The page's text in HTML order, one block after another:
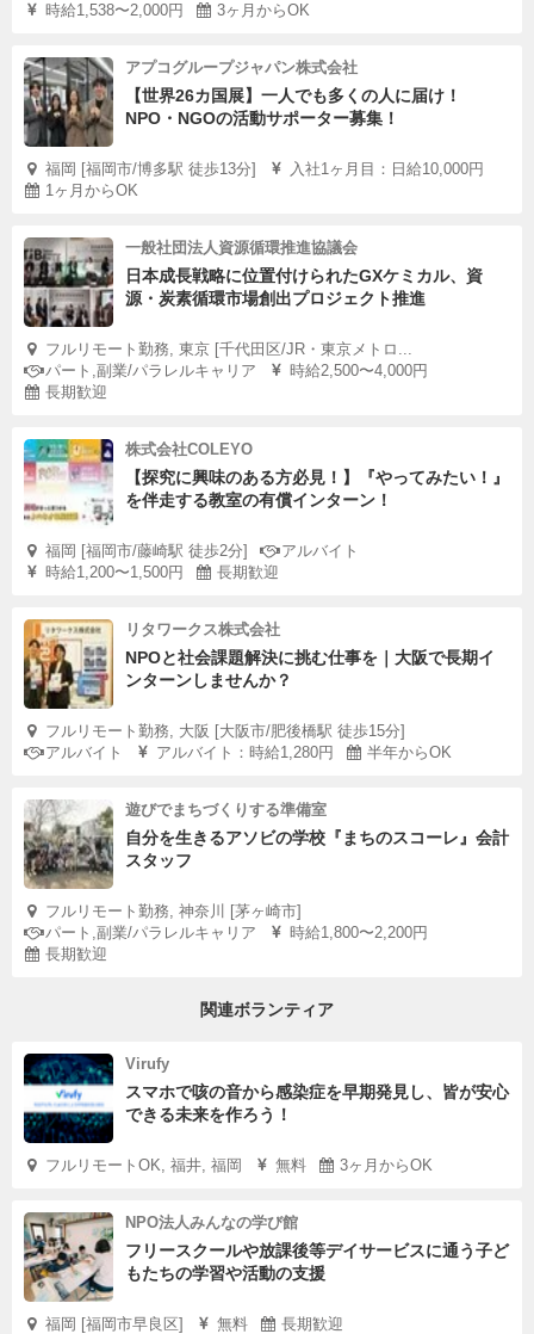
時給1,538〜2,000円 3ヶ月からOK
アプコグループジャパン株式会社
【世界26カ国展】一人でも多くの人に届け！
NPO・NGOの活動サポーター募集！
福岡 [福岡市/博多駅 徒歩13分]
入社1ヶ月目：日給10,000円
1ヶ月からOK
一般社団法人資源循環推進協議会
日本成長戦略に位置付けられたGXケミカル、資
源・炭素循環市場創出プロジェクト推進
フルリモート勤務, 東京 [千代田区/JR・東京メトロ...
パート,副業/パラレルキャリア
時給2,500〜4,000円
長期歓迎
株式会社COLEYO
【探究に興味のある方必見！】『やってみたい！』
を伴走する教室の有償インターン！
福岡 [福岡市/藤崎駅 徒歩2分]
アルバイト
時給1,200〜1,500円
長期歓迎
リタワークス株式会社
NPOと社会課題解決に挑む仕事を｜大阪で長期イ
ンターンしませんか？
フルリモート勤務, 大阪 [大阪市/肥後橋駅 徒歩15分]
アルバイト
アルバイト：時給1,280円 半年からOK
遊びでまちづくりする準備室
自分を生きるアソビの学校『まちのスコーレ』会計
スタッフ
フルリモート勤務, 神奈川 [茅ヶ崎市]
パート,副業/パラレルキャリア
時給1,800〜2,200円
長期歓迎
関連ボランティア
Virufy
スマホで咳の音から感染症を早期発見し、皆が安心
できる未来を作ろう！
フルリモートOK, 福井, 福岡 無料 3ヶ月からOK
NPO法人みんなの学び館
フリースクールや放課後等デイサービスに通う子ど
もたちの学習や活動の支援
福岡 [福岡市早良区] 無料 長期歓迎